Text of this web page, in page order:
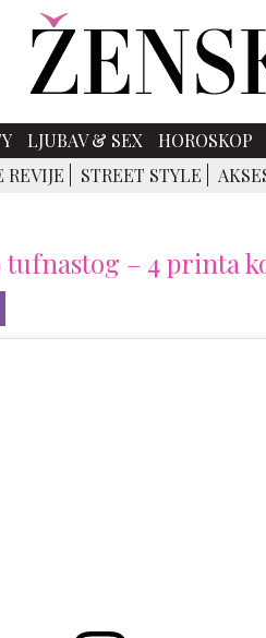
LJUBAV & SEX HOROSKOP
REVIJE STREET STYLE
– 4 printa